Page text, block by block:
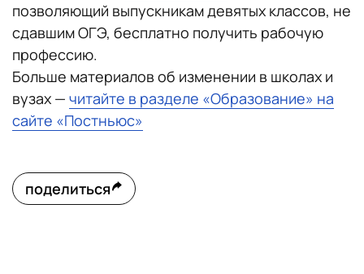
позволяющий выпускникам девятых классов, не
сдавшим ОГЭ, бесплатно получить рабочую
профессию.
Больше материалов об изменении в школах и
вузах — читайте в разделе «Образование» на
сайте «Постньюс»
поделиться